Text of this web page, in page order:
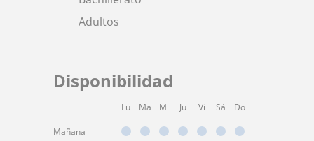
Adultos
Disponibilidad
Lu Ma Mi Ju Vi Sá Do
Mañana